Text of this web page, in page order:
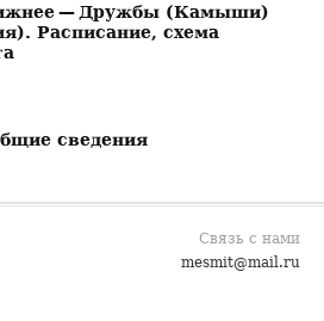
— Дружбы (Камыши)
Расписание, схема
сведения
Связь с нами
mesmit@mail.ru